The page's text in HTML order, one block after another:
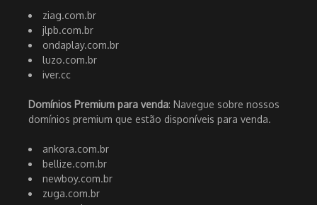
ziag.com.br
jlpb.com.br
ondaplay.com.br
luzo.com.br
iver.cc
Domínios Premium para venda: Navegue sobre nossos
domínios premium que estão disponíveis para venda.
ankora.com.br
bellize.com.br
newboy.com.br
zuga.com.br